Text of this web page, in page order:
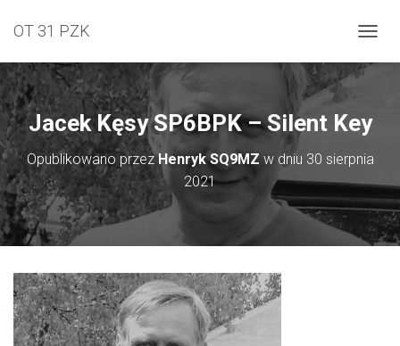
OT 31 PZK
Jacek Kęsy SP6BPK – Silent Key
Opublikowano przezHenryk SQ9MZ w dniu 30 sierpnia
2021